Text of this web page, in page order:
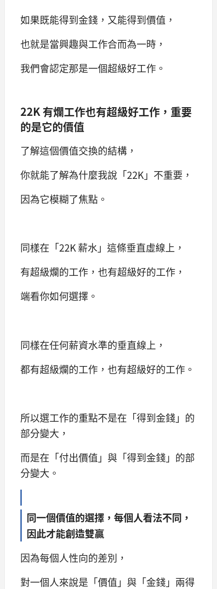
如果既能得到金錢，又能得到價值，
也就是當興趣與工作合而為一時，
我們會認定那是一個超級好工作。
22K 有爛工作也有超級好工作，重要
的是它的價值
了解這個價值交換的結構，
你就能了解為什麼我說「22K」不重要，
因為它模糊了焦點。
同樣在「22K 薪水」這條垂直虛線上，
有超級爛的工作，也有超級好的工作，
端看你如何選擇。
同樣在任何薪資水準的垂直線上，
都有超級爛的工作，也有超級好的工作。
所以選工作的重點不是在「得到金錢」的
部分變大，
而是在「付出價值」與「得到金錢」的部
分變大。
同一個價值的選擇，每個人看法不同，
因此才能創造雙贏
因為每個人性向的差別，
對一個人來說是「價值」與「金錢」兩得